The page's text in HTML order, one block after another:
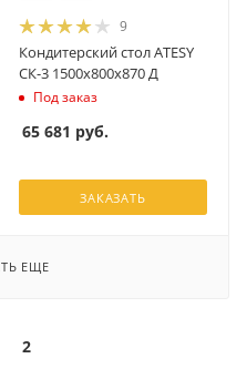
9
Кондитерский стол ATESY
СК-3 1500х800х870 Д
Под заказ
65 681 руб.
ЗАКАЗАТЬ
ЕЩЕ
2